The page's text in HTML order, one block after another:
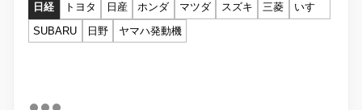
日経 トヨタ 日産 ホンダ マツダ スズキ 三菱
いすゞ
SUBARU
日野 ヤマハ発動機